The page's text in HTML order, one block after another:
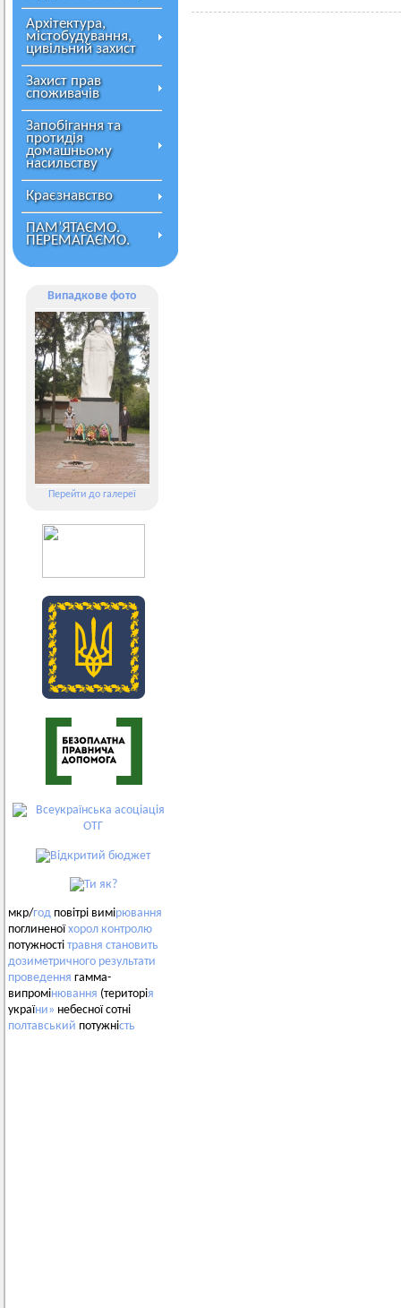
Архітектура,
містобудування,
цивільний захист
Захист прав
споживачів
Запобігання та
протидія
домашньому
насильству
Краєзнавство
ПАМ’ЯТАЄМО.
ПЕРЕМАГАЄМО.
Випадкове фото
Перейти до галереї
мкр/год повітрі вимірювання
поглиненоїхорол контролю
потужності травня становить
дозиметричного результати
проведення гамма-
випромінювання (територія
україни» небесної сотні
полтавський потужність